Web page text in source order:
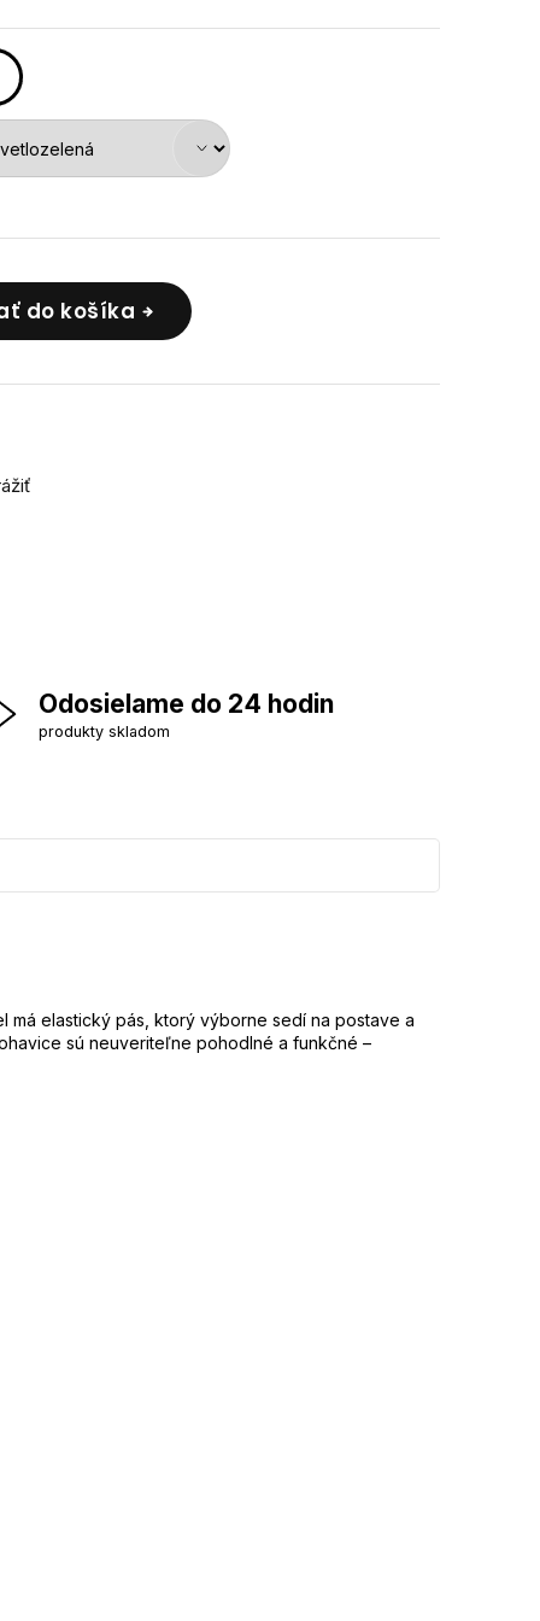
do košíka
Odosielame do 24 hodin
produkty skladom
elastický pás, ktorý výborne sedí na postave a
sú neuveriteľne pohodlné a funkčné –